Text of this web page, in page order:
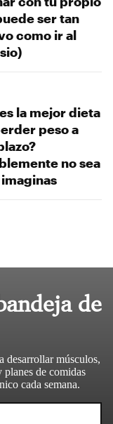
ser tan
como ir al
la mejor dieta
peso a
no sea
de
desarrollar músculos,
planes de comidas
cada semana.